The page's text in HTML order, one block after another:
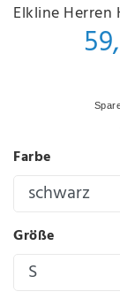
Elkline Herren
Farbe
Größe